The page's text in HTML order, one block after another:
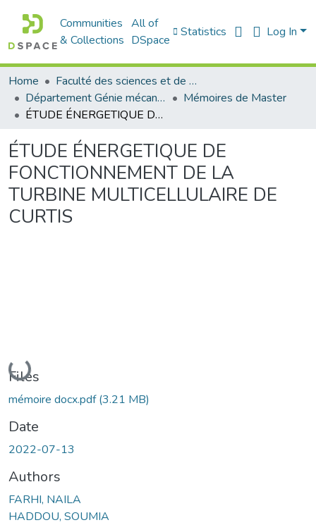
Communities
& Collections
All of
DSpace
Statistics Log In
Home
Faculté des sciences et de la technologie
Département Génie mécanique
Mémoires de Master
ÉTUDE ÉNERGETIQUE DE FONCTIONNEMENT DE LA TURBINE MULTICELLULAIRE DE CURTIS
ÉTUDE ÉNERGETIQUE DE
FONCTIONNEMENT DE LA
TURBINE MULTICELLULAIRE DE
CURTIS
Loading...
Files
mémoire docx.pdf(3.21 MB)
Date
2022-07-13
Authors
FARHI, NAILA
HADDOU, SOUMIA